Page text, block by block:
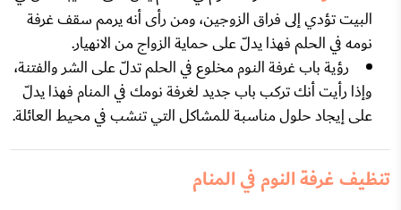
البيت تؤدي إلى فراق الزوجين، ومن رأى أنه يرمم سقف غرفة
نومه في الحلم فهذا يدلّ على حماية الزواج من الانهيار.
رؤية باب غرفة النوم مخلوع في الحلم تدلّ على الشر والفتنة،
وإذا رأيت أنك تركب باب جديد لغرفة نومك في المنام فهذا يدلّ
على إيجاد حلول مناسبة للمشاكل التي تنشب في محيط العائلة.
تنظيف غرفة النوم في المنام